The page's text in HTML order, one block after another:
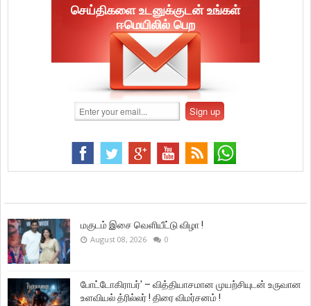
செய்திகளை உடனுக்குடன் உங்கள்
ஈமெயிலில் பெற
மகுடம் இசை வெளியீட்டு விழா !
August 08, 2026 0
போட்டோகிராபர்' – வித்தியாசமான முயற்சியுடன் உருவான
உளவியல் த்ரில்லர் ! திரை விமர்சனம் !